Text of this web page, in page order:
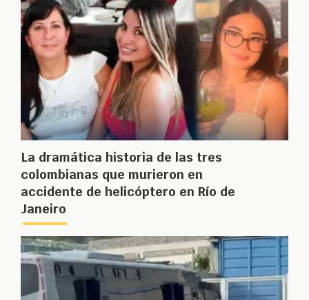
La dramática historia de las tres
colombianas que murieron en
accidente de helicóptero en Río de
Janeiro